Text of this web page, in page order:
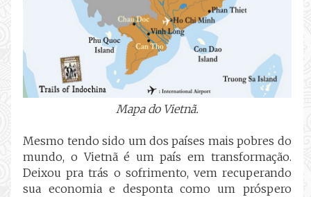
Mapa do Vietnã.
Mesmo tendo sido um dos países mais pobres do
mundo, o Vietnã é um país em transformação.
Deixou pra trás o sofrimento, vem recuperando
sua economia e desponta como um próspero